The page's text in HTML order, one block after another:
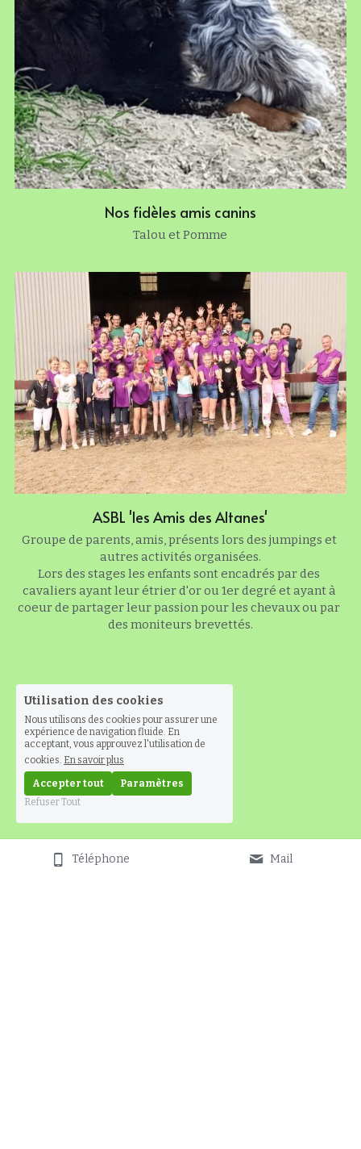
Nos fidèles amis canins
Talou et Pomme
ASBL 'les Amis des Altanes'
Groupe de parents, amis, présents lors des jumpings et
autres activités organisées.
Lors des stages les enfants sont encadrés par des
cavaliers ayant leur étrier d'or ou 1er degré et ayant à
coeur de partager leur passion pour les chevaux ou par
des moniteurs brevettés.
Téléphone Mail
Utilisation des cookies
Nous utilisons des cookies pour assurer une
expérience de navigation fluide. En
acceptant, vous approuvez l'utilisation de
cookies. En savoir plus
Accepter tout
Paramètres
Refuser Tout